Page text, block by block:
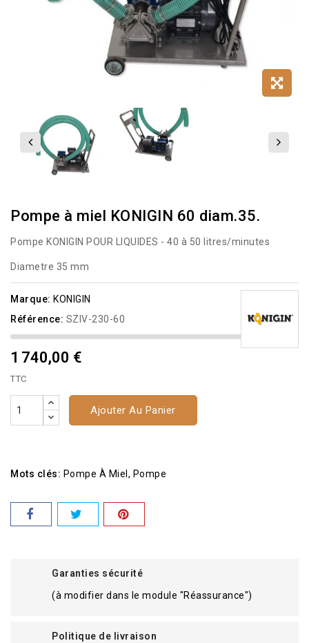
Pompe à miel KONIGIN 60 diam.35.
Pompe KONIGIN POUR LIQUIDES - 40 à 50 litres/minutes
Diametre 35 mm
Marque: KONIGIN
Référence: SZIV-230-60
1 740,00 €
TTC
Ajouter Au Panier
Mots clés: Pompe À Miel Pompe
Garanties sécurité
(à modifier dans le module "Réassurance")
Politique de livraison